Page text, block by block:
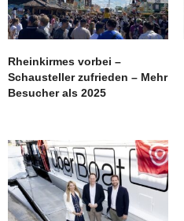
Rheinkirmes vorbei –
Schausteller zufrieden – Mehr
Besucher als 2025